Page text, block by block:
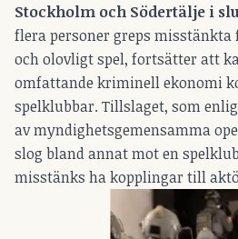
Stockholm och Södertälje i
flera personer greps
och olovligt spel, fortsätter att
omfattande kriminell ekonomi
spelklubbar. Tillslaget, som
av myndighetsgemensamma
slog bland annat mot en
misstänks ha kopplingar till